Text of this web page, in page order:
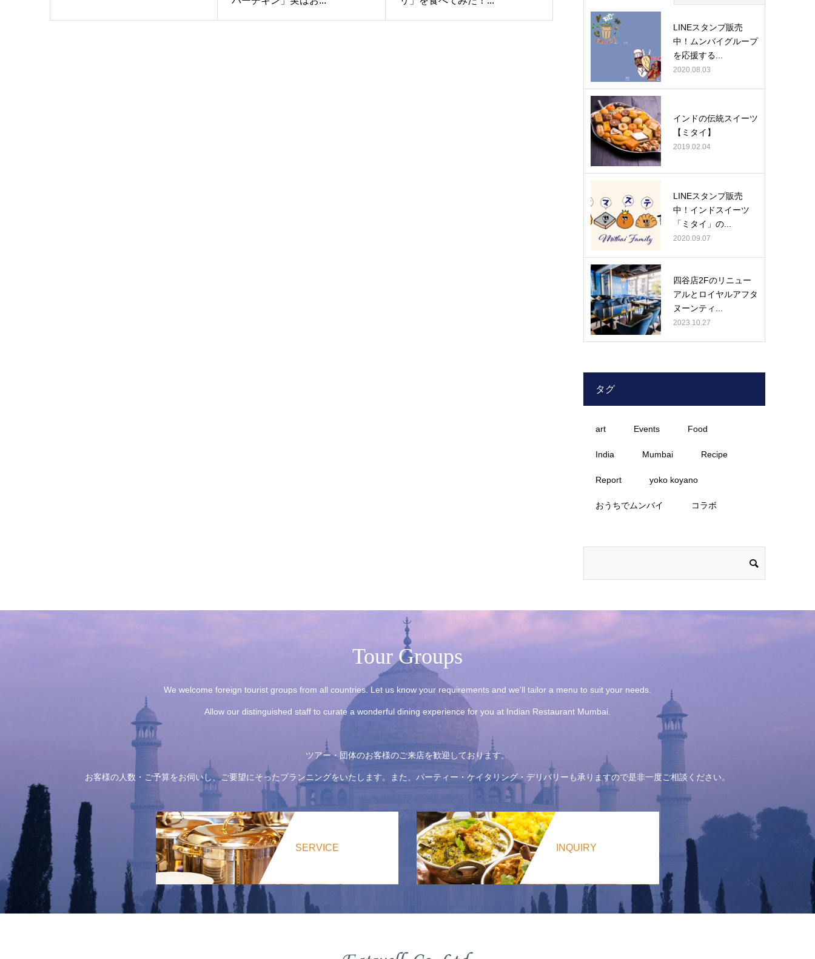
LINEスタンプ販売
中！ムンバイグループ
を応援する...
2020.08.03
インドの伝統スイーツ
【ミタイ】
2019.02.04
LINEスタンプ販売
中！インドスイーツ
「ミタイ」の...
2020.09.07
四谷店2Fのリニュー
アルとロイヤルアフタ
ヌーンティ...
2023.10.27
タグ
art Events Food
India Mumbai Recipe
Report yoko koyano
おうちでムンバイ コラボ
Tour Groups
We welcome foreign tourist groups from all countries. Let us know your requirements and we'll tailor a menu to suit your needs.
Allow our distinguished staff to curate a wonderful dining experience for you at Indian Restaurant Mumbai.
ツアー・団体のお客様のご来店を歓迎しております。
お客様の人数・ご予算をお伺いし、ご要望にそったプランニングをいたします。また、パーティー・ケイタリング・デリバリーも承りますので是非一度ご相談ください。
SERVICE INQUIRY